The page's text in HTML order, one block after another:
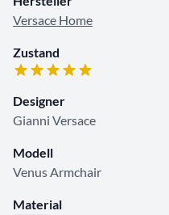
Versace Home
Zustand
Designer
Gianni Versace
Modell
Venus Armchair
Material